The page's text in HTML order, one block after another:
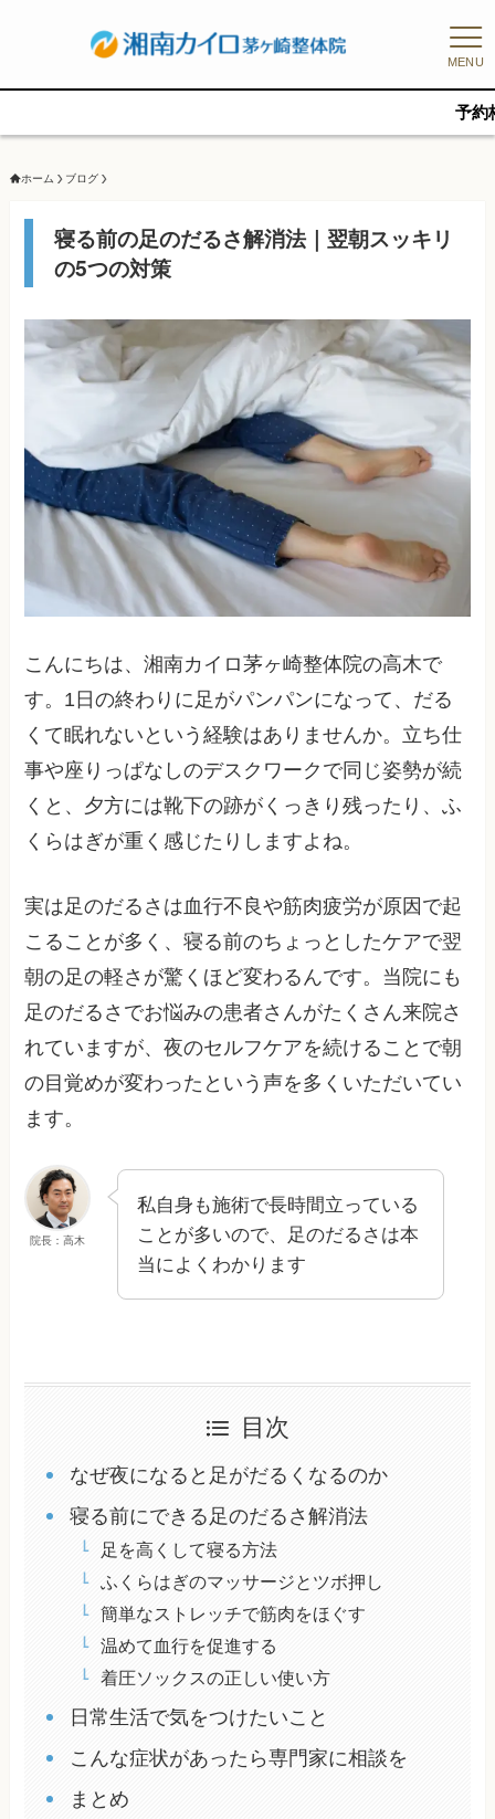
MENU
予約枠に限りが
ホーム ブログ
寝る前の足のだるさ解消法｜翌朝スッキリ
の5つの対策
こんにちは、湘南カイロ茅ヶ崎整体院の高木で
す。1日の終わりに足がパンパンになって、だる
くて眠れないという経験はありませんか。立ち仕
事や座りっぱなしのデスクワークで同じ姿勢が続
くと、夕方には靴下の跡がくっきり残ったり、ふ
くらはぎが重く感じたりしますよね。
実は足のだるさは血行不良や筋肉疲労が原因で起
こることが多く、寝る前のちょっとしたケアで翌
朝の足の軽さが驚くほど変わるんです。当院にも
足のだるさでお悩みの患者さんがたくさん来院さ
れていますが、夜のセルフケアを続けることで朝
の目覚めが変わったという声を多くいただいてい
ます。
院長：高木
私自身も施術で長時間立っている
ことが多いので、足のだるさは本
当によくわかります
目次
なぜ夜になると足がだるくなるのか
寝る前にできる足のだるさ解消法
足を高くして寝る方法
ふくらはぎのマッサージとツボ押し
簡単なストレッチで筋肉をほぐす
温めて血行を促進する
着圧ソックスの正しい使い方
日常生活で気をつけたいこと
こんな症状があったら専門家に相談を
まとめ